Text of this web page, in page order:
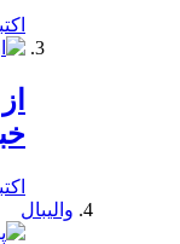
اکتبر
اکتبر
والیبال